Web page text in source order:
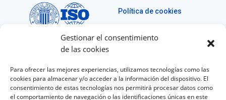
Gestionar el consentimiento
de las cookies
Para ofrecer las mejores experiencias, utilizamos tecnologías como las
cookies para almacenar y/o acceder a la información del dispositivo. El
consentimiento de estas tecnologías nos permitirá procesar datos como
el comportamiento de navegación o las identificaciones únicas en este
+34 629 574 261
info@blinders.es
Política de cookies